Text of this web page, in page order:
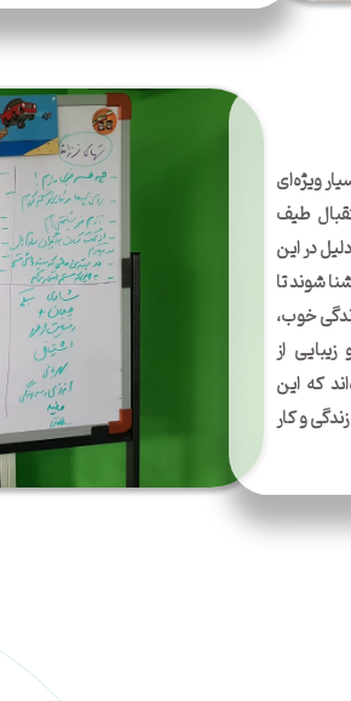
ویژه‌ای
طیف
در این
شوند تا
خوب،‌
از
که این
و کار